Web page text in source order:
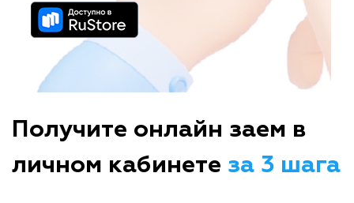
Получите онлайн заем в
личном кабинете за 3 шага